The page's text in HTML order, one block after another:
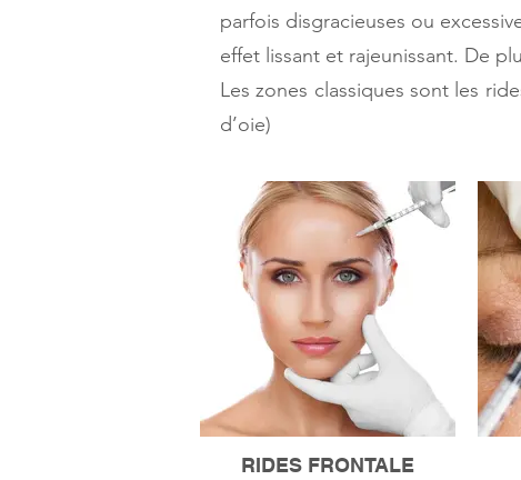
parfois disgracieuses ou
effet lissant et rajeunissant. De
Les zones classiques sont les
d’oie)
RIDES FRONTALE